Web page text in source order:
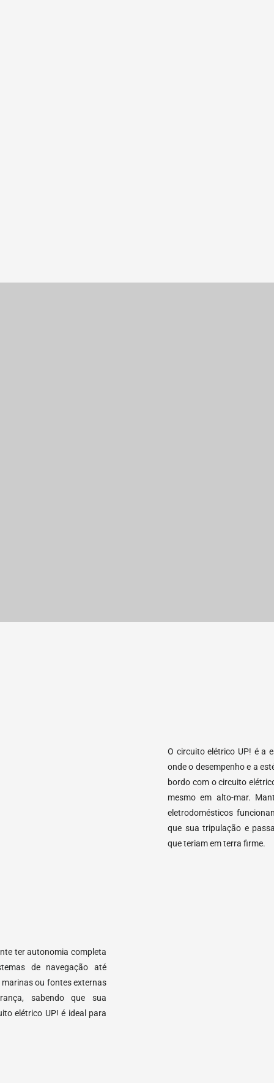
O circuito elétrico UP! é a
onde o desempenho e a
bordo com o circuito
mesmo em alto-mar.
eletrodomésticos
que sua tripulação e
que teriam em terra firme.
ter autonomia completa
de navegação até
marinas ou fontes externas
sabendo que sua
elétrico UP! é ideal para